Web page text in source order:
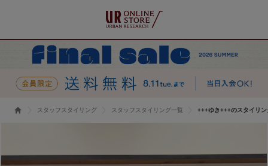
スタッフスタイリング スタッフスタイリング一覧 +++ゆき+++のスタイリン